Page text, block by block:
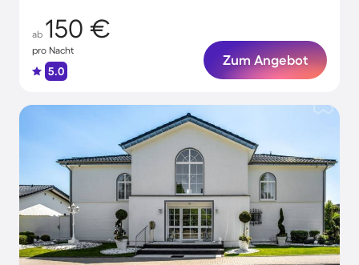
ab 150 €
pro Nacht
5.0
Zum Angebot